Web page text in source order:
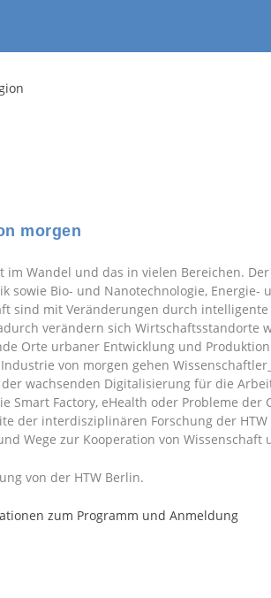
morgen
im Wandel und das in vielen Bereichen.
sowie Bio- und Nanotechnologie,
sind mit Veränderungen durch
verändern sich Wirtschaftsstandorte
Orte urbaner Entwicklung und
von morgen gehen
wachsenden Digitalisierung für die
Smart Factory, eHealth oder Probleme
der interdisziplinären Forschung der
Wege zur Kooperation von
von der HTW Berlin.
zum Programm und Anmeldung